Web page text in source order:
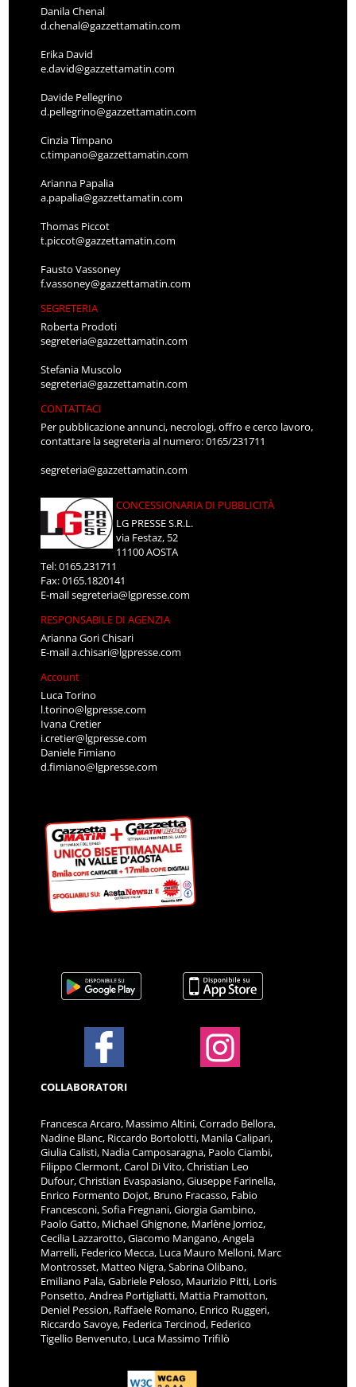
Danila Chenal
d.chenal@gazzettamatin.com
Erika David
e.david@gazzettamatin.com
Davide Pellegrino
d.pellegrino@gazzettamatin.com
Cinzia Timpano
c.timpano@gazzettamatin.com
Arianna Papalia
a.papalia@gazzettamatin.com
Thomas Piccot
t.piccot@gazzettamatin.com
Fausto Vassoney
f.vassoney@gazzettamatin.com
SEGRETERIA
Roberta Prodoti
segreteria@gazzettamatin.com
Stefania Muscolo
segreteria@gazzettamatin.com
CONTATTACI
Per pubblicazione annunci, necrologi, offro e cerco lavoro,
contattare la segreteria al numero: 0165/231711
segreteria@gazzettamatin.com
CONCESSIONARIA DI PUBBLICITÀ
LG PRESSE S.R.L.
via Festaz, 52
11100 AOSTA
Tel: 0165.231711
Fax: 0165.1820141
E-mailsegreteria@lgpresse.com
RESPONSABILE DI AGENZIA
Arianna Gori Chisari
E-maila.chisari@lgpresse.com
Account
Luca Torino
l.torino@lgpresse.com
Ivana Cretier
i.cretier@lgpresse.com
Daniele Fimiano
d.fimiano@lgpresse.com
COLLABORATORI
Francesca Arcaro, Massimo Altini, Corrado Bellora,
Nadine Blanc, Riccardo Bortolotti, Manila Calipari,
Giulia Calisti, Nadia Camposaragna, Paolo Ciambi,
Filippo Clermont, Carol Di Vito, Christian Leo
Dufour, Christian Evaspasiano, Giuseppe Farinella,
Enrico Formento Dojot, Bruno Fracasso, Fabio
Francesconi, Sofia Fregnani, Giorgia Gambino,
Paolo Gatto, Michael Ghignone, Marlène Jorrioz,
Cecilia Lazzarotto, Giacomo Mangano, Angela
Marrelli, Federico Mecca, Luca Mauro Melloni, Marc
Montrosset, Matteo Nigra, Sabrina Olibano,
Emiliano Pala, Gabriele Peloso, Maurizio Pitti, Loris
Ponsetto, Andrea Portigliatti, Mattia Pramotton,
Deniel Pession, Raffaele Romano, Enrico Ruggeri,
Riccardo Savoye, Federica Tercinod, Federico
Tigellio Benvenuto, Luca Massimo Trifilò